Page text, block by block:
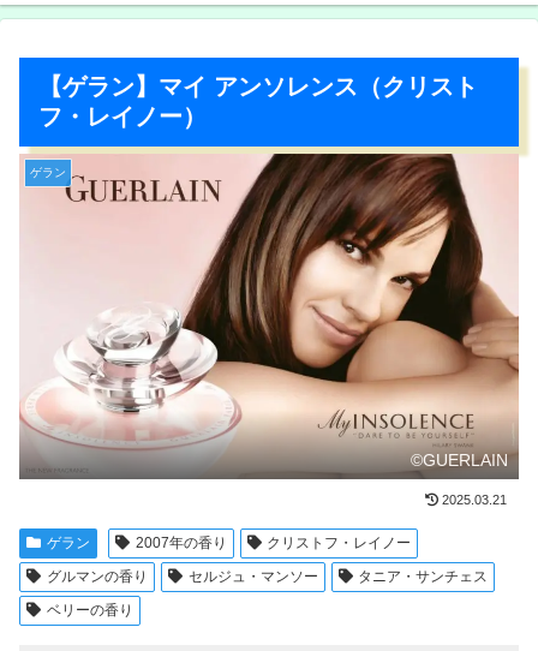
【ゲラン】マイ アンソレンス（クリスト
フ・レイノー）
ゲラン
©GUERLAIN
2025.03.21
ゲラン 2007年の香り
クリストフ・レイノー
グルマンの香り
セルジュ・マンソー
タニア・サンチェス
ベリーの香り